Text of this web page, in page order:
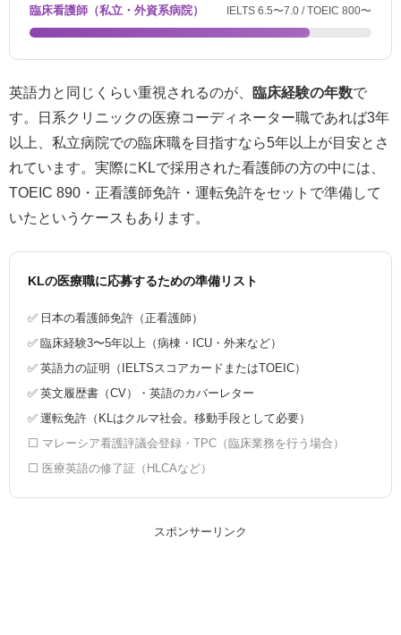
臨床看護師（私立・外資系病院） IELTS 6.5〜7.0 / TOEIC 800〜
英語力と同じくらい重視されるのが、 臨床経験の年数で
す。日系クリニックの医療コーディネーター職であれば3年
以上、私立病院での臨床職を目指すなら5年以上が目安とさ
れています。実際にKLで採用された看護師の方の中には、
TOEIC 890・正看護師免許・運転免許をセットで準備して
いたというケースもあります。
KLの医療職に応募するための準備リスト
✅ 日本の看護師免許（正看護師）
✅ 臨床経験3〜5年以上（病棟・ICU・外来など）
✅ 英語力の証明（IELTSスコアカードまたはTOEIC）
✅ 英文履歴書（CV）・英語のカバーレター
✅ 運転免許（KLはクルマ社会。移動手段として必要）
⬜ マレーシア看護評議会登録・TPC（臨床業務を行う場合）
⬜ 医療英語の修了証（HLCAなど）
スポンサーリンク